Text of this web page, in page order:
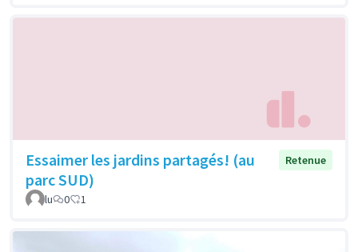
Essaimer les jardins partagés! (au
parc SUD)
Retenue
lu 0 1